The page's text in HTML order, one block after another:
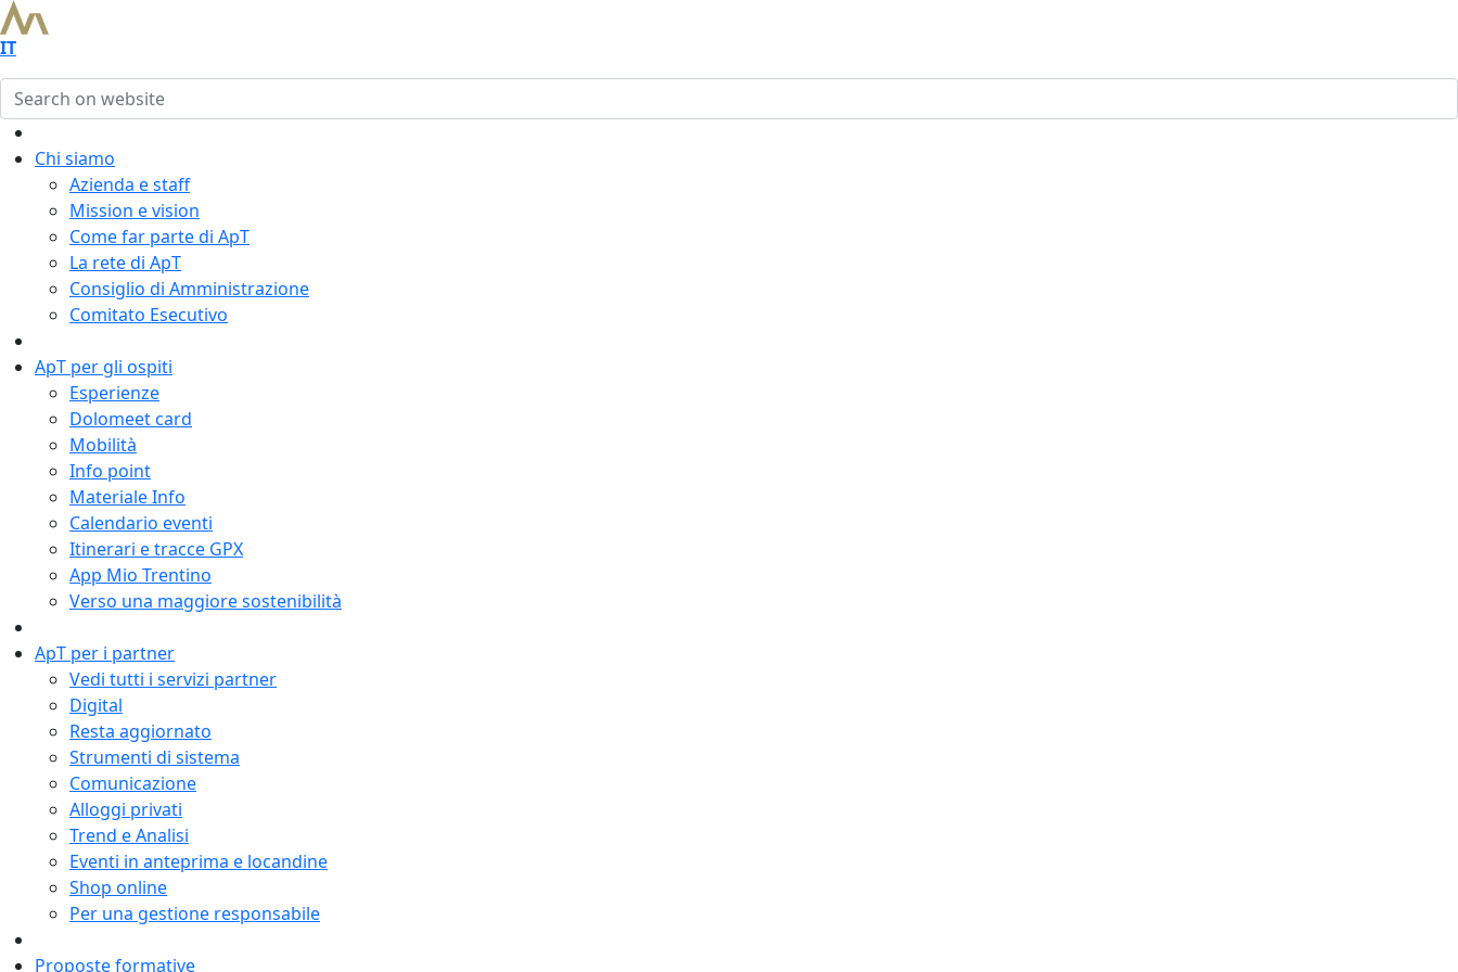
IT
Chi siamo
Azienda e staff
Mission e vision
Come far parte di ApT
La rete di ApT
Consiglio di Amministrazione
Comitato Esecutivo
ApT per gli ospiti
Esperienze
Dolomeet card
Mobilità
Info point
Materiale Info
Calendario eventi
Itinerari e tracce GPX
App Mio Trentino
Verso una maggiore sostenibilità
ApT per i partner
Vedi tutti i servizi partner
Digital
Resta aggiornato
Strumenti di sistema
Comunicazione
Alloggi privati
Trend e Analisi
Eventi in anteprima e locandine
Shop online
Per una gestione responsabile
Proposte formative